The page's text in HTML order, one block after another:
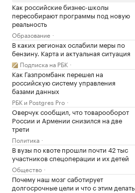
Как российские бизнес-школы
пересобирают программы под новую
реальность
Образование
В каких регионах ослабили меры по
бензину. Карта и актуальная ситуация
Подписка на РБК
Как Газпромбанк перешел на
российскую систему управления
базами данных
РБК и Postgres Pro
Оверчук сообщил, что товарооборот
России и Армении снизился на две
трети
Политика
В вузы по квоте прошли почти 42 тыс
участников спецоперации и их детей
Общество
Почему наш мозг саботирует
долгосрочные цели и что с этим делать